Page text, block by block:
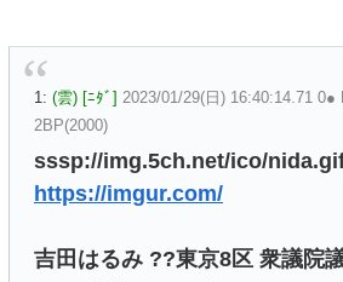
1: (雲) [ﾆﾀﾞ] 2023/01/29(日) 16:40:14.71 0●
2BP(2000)
sssp://img.5ch.net/ico/
https://imgur.com/
吉田はるみ ??東京8区 衆議院